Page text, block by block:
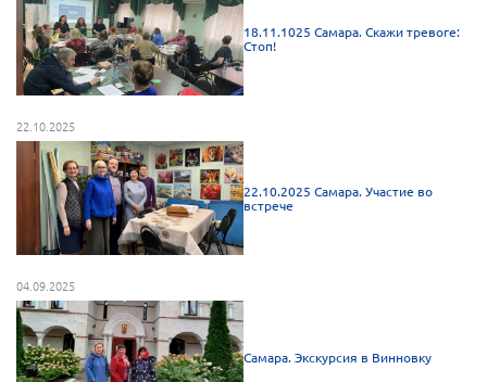
Ленинградская область
г. Москва
Московская область
Мурманская область
Нижегородская область
Новгородская область
Новосибирская область
Оренбургская область
Пензенская область
Республика Башкортостан
18.11.1025 Самара. Скажи тревоге:
Стоп!
22.10.2025
22.10.2025 Самара. Участие во
встрече
04.09.2025
Самара. Экскурсия в Винновку